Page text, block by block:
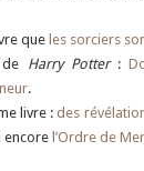
que les sorciers
Harry Potter:
.
livre :des
l’Ordre de